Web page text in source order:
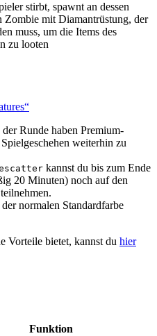
stirbt, spawnt an dessen
Zombie mit Diamantrüstung, der
muss, um die Items des
zu looten
Runde haben Premium-
weiterhin zu
kannst du bis zum Ende
20 Minuten) noch auf den
normalen Standardfarbe
Vorteile bietet, kannst du hier
Funktion